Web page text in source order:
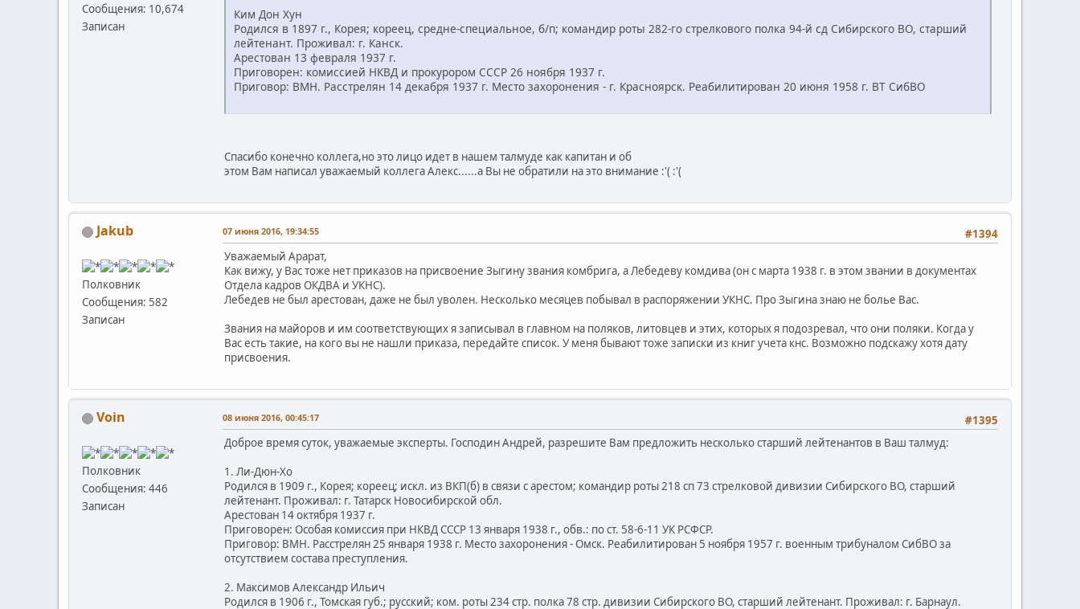
Сообщения: 10,674
Записан
Ким Дон Хун
Родился в 1897 г., Корея; кореец, средне-специальное, б/п; командир роты 282-го стрелкового полка 94-й сд Сибирского ВО, старший
лейтенант. Проживал: г. Канск.
Арестован 13 февраля 1937 г.
Приговорен: комиссией НКВД и прокурором СССР 26 ноября 1937 г.
Приговор: ВМН. Расстрелян 14 декабря 1937 г. Место захоронения - г. Красноярск. Реабилитирован 20 июня 1958 г. ВТ СибВО
Спасибо конечно коллега,но это лицо идет в нашем талмуде как капитан и об
этом Вам написал уважаемый коллега Алекс......а Вы не обратили на это внимание :'( :'(
Jakub
Полковник
Сообщения: 582
Записан
#1394
07 июня 2016, 19:34:55
Уважаемый Арарат,
Как вижу, у Вас тоже нет приказов на присвоение Зыгину звания комбрига, а Лебедеву комдива (он с марта 1938 г. в этом звании в документах
Отдела кадров ОКДВА и УКНС).
Лебедев не был арестован, даже не был уволен. Несколько месяцев побывал в распоряжении УКНС. Про Зыгина знаю не болье Вас.
Звания на майоров и им соответствующих я записывал в главном на поляков, литовцев и этих, которых я подозревал, что они поляки. Когда у
Вас есть такие, на кого вы не нашли приказа, передайте список. У меня бывают тоже записки из книг учета кнс. Возможно подскажу хотя дату
присвоения.
Voin
Полковник
Сообщения: 446
Записан
#1395
08 июня 2016, 00:45:17
Доброе время суток, уважаемые эксперты. Господин Андрей, разрешите Вам предложить несколько старший лейтенантов в Ваш талмуд:
1. Ли-Дюн-Хо
Родился в 1909 г., Корея; кореец; искл. из ВКП(б) в связи с арестом; командир роты 218 сп 73 стрелковой дивизии Сибирского ВО, старший
лейтенант. Проживал: г. Татарск Новосибирской обл.
Арестован 14 октября 1937 г.
Приговорен: Особая комиссия при НКВД СССР 13 января 1938 г., обв.: по ст. 58-6-11 УК РСФСР.
Приговор: ВМН. Расстрелян 25 января 1938 г. Место захоронения - Омск. Реабилитирован 5 ноября 1957 г. военным трибуналом СибВО за
отсутствием состава преступления.
2. Максимов Александр Ильич
Родился в 1906 г., Томская губ.; русский; ком. роты 234 стр. полка 78 стр. дивизии Сибирского ВО, старший лейтенант. Проживал: г. Барнаул.